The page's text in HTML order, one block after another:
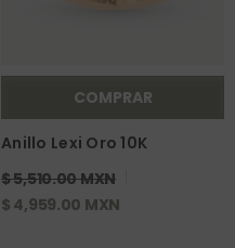
COMPRAR
Anillo Lexi Oro 10K
$ 5,510.00 MXN
$ 4,959.00 MXN